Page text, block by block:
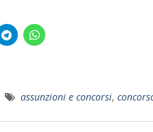
assunzioni e concorsi,